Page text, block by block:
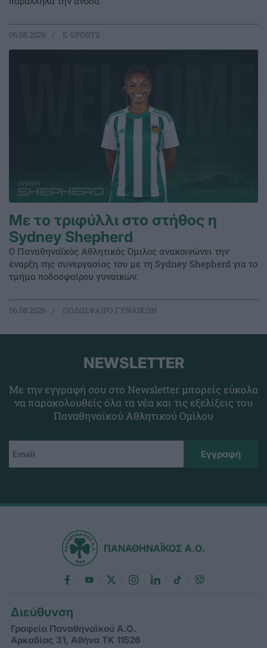
06.08.2026 E-SPORTS
Με το τριφύλλι στο στήθος η
Sydney Shepherd
Ο Παναθηναϊκός Αθλητικός Όμιλος ανακοινώνει την
έναρξη της συνεργασίας του με τη Sydney Shepherd για το
τμήμα ποδοσφαίρου γυναικών.
06.08.2026 ΠΟΔΟΣΦΑΙΡΟ ΓΥΝΑΙΚΩΝ
NEWSLETTER
Με την εγγραφή σου στο Newsletter μπορείς εύκολα
να παρακολουθείς όλα τα νέα και τις εξελίξεις του
Παναθηναϊκού Αθλητικού Ομίλου
ΠΑΝΑΘΗΝΑΪΚΟΣ Α.Ο.
Διεύθυνση
Γραφεία Παναθηναϊκού Α.Ο.
Αρκαδίας 31, Αθήνα ΤΚ 11526